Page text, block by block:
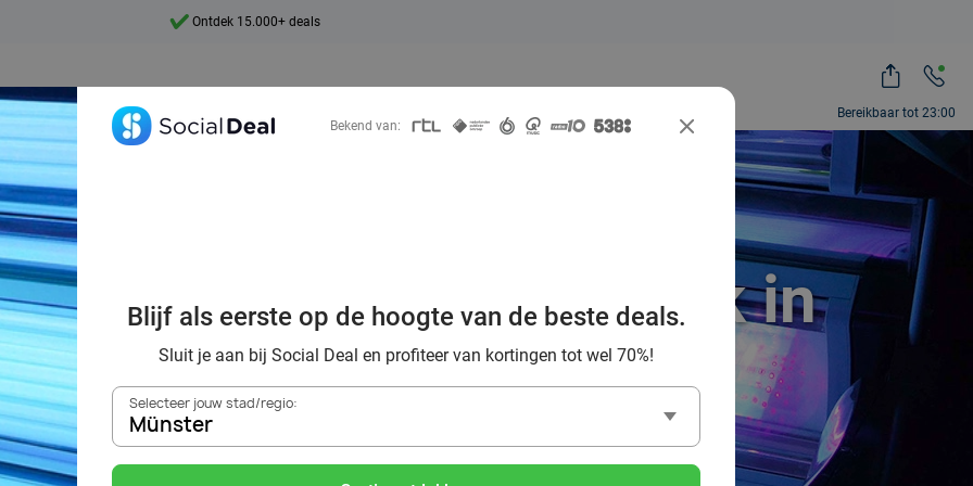
Bereikbaar tot 23:00
Ontdek 15.000+ deals
naar de zonnebank in
Münster
Bekend van:
Blijf als eerste op de hoogte van de beste deals.
Sluit je aan bij Social Deal en profiteer van kortingen tot wel 70%!
Selecteer jouw stad/regio:
Münster